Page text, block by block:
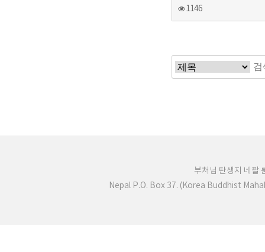
1146
부처님 탄생지 네팔
Nepal P.O. Box 37. (Korea Buddhist